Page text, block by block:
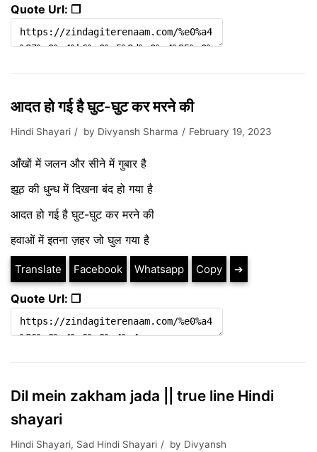
Quote Url: ❐
आदत हो गई है घुट-घुट कर मरने की
Hindi Shayari by Divyansh Sharma February 19, 2023
आँखों में जलन और सीने में गुबार है
झूठ की धुन्ध में दिखना बंद हो गया है
आदत हो गई है घुट-घुट कर मरने की
हवाओं में इतना ज़हर जो घुल गया है
Translate Facebook Whatsapp Copy ➔
Quote Url: ❐
Dil mein zakham jada || true line Hindi
shayari
Hindi Shayari, Sad Hindi Shayari by Divyansh